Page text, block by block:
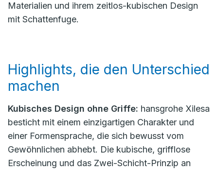
Materialien und ihrem zeitlos-kubischen Design
mit Schattenfuge.
Highlights, die den Unterschied
machen
Kubisches Design ohne Griffe: hansgrohe Xilesa
besticht mit einem einzigartigen Charakter und
einer Formensprache, die sich bewusst vom
Gewöhnlichen abhebt. Die kubische, grifflose
Erscheinung und das Zwei-Schicht-Prinzip an